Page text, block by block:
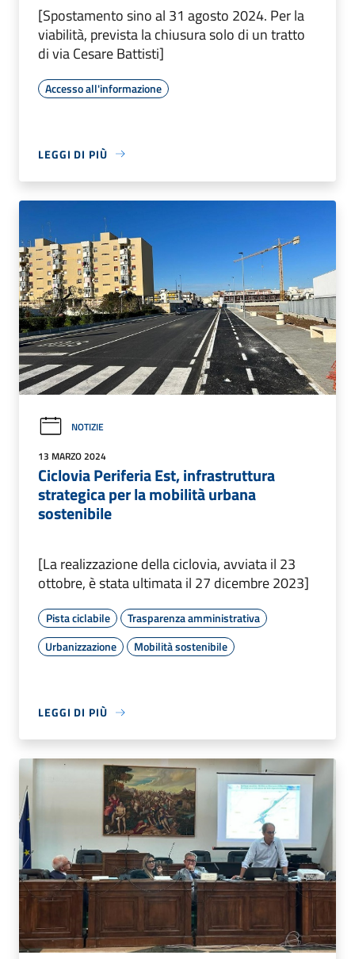
[Spostamento sino al 31 agosto 2024. Per la
viabilità, prevista la chiusura solo di un tratto
di via Cesare Battisti]
Accesso all'informazione
LEGGI DI PIÙ
NOTIZIE
13 MARZO 2024
Ciclovia Periferia Est, infrastruttura
strategica per la mobilità urbana
sostenibile
[La realizzazione della ciclovia, avviata il 23
ottobre, è stata ultimata il 27 dicembre 2023]
Pista ciclabile
Trasparenza amministrativa
Urbanizzazione
Mobilità sostenibile
LEGGI DI PIÙ